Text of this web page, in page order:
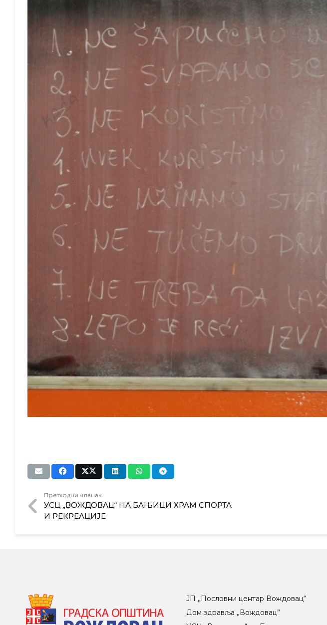
Претходни чланак
УСЦ „ВОЖДОВАЦ“ НА БАЊИЦИ ХРАМ СПОРТА
И РЕКРЕАЦИЈЕ
ЈП „Пословни центар Вождовац“
Дом здравља „Вождовац”